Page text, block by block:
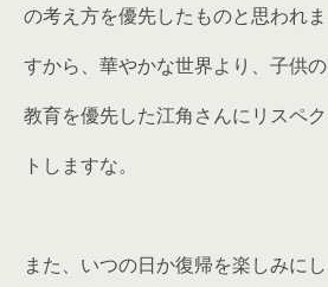
の考え方を優先したものと思われま
すから、華やかな世界より、子供の
教育を優先した江角さんにリスペク
トしますな。
また、いつの日か復帰を楽しみにし